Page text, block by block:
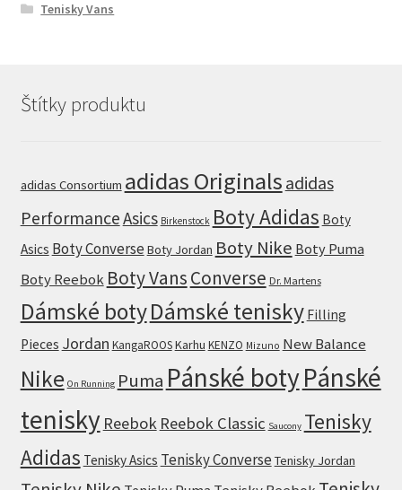
Tenisky Vans
Štítky produktu
adidas Consortium adidas Originals adidas
PerformanceAsics Birkenstock Boty Adidas Boty
Asics Boty Converse Boty Jordan Boty Nike Boty Puma
Boty Reebok Boty VansConverse Dr. Martens
Dámské botyDámské tenisky Filling
Pieces Jordan KangaROOSKarhu KENZO Mizuno New Balance
Nike On Running Puma Pánské botyPánské
tenisky Reebok Reebok Classic Saucony Tenisky
Adidas Tenisky Asics Tenisky Converse Tenisky Jordan